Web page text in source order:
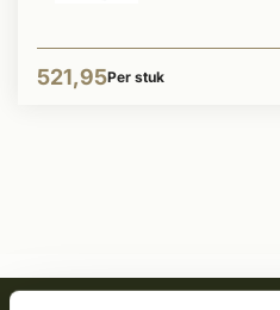
521,95Per stuk